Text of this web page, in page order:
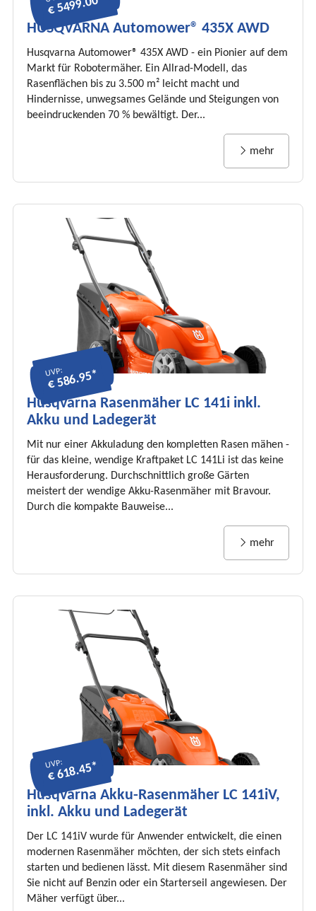
HUSQVARNA Automower® 435X AWD
Husqvarna Automower® 435X AWD - ein Pionier auf dem
Markt für Robotermäher. Ein Allrad-Modell, das
Rasenflächen bis zu 3.500 m² leicht macht und
Hindernisse, unwegsames Gelände und Steigungen von
beeindruckenden 70 % bewältigt. Der...
mehr
UVP:
€ 586.95*
Husqvarna Rasenmäher LC 141i inkl.
Akku und Ladegerät
Mit nur einer Akkuladung den kompletten Rasen mähen -
für das kleine, wendige Kraftpaket LC 141Li ist das keine
Herausforderung. Durchschnittlich große Gärten
meistert der wendige Akku-Rasenmäher mit Bravour.
Durch die kompakte Bauweise...
mehr
UVP:
€ 618.45*
Husqvarna Akku-Rasenmäher LC 141iV,
inkl. Akku und Ladegerät
Der LC 141iV wurde für Anwender entwickelt, die einen
modernen Rasenmäher möchten, der sich stets einfach
starten und bedienen lässt. Mit diesem Rasenmäher sind
Sie nicht auf Benzin oder ein Starterseil angewiesen. Der
Mäher verfügt über...